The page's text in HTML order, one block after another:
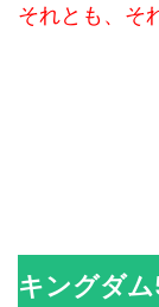
それとも、そ
キングダ